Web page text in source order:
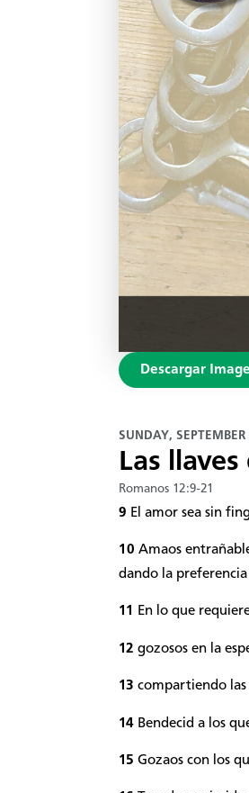
Descargar
SUNDAY,
Las
Romanos 12:9-21
9 El amor sea sin
10 Amaos
dando la
11 En lo que
12 gozosos en la
13 compartiendo las
14 Bendecid a los
15 Gozaos con los